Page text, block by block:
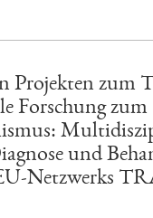
Projekten zum
Forschung zum
und
Netzwerks